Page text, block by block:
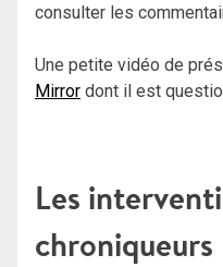
consulter les
Une petite vidéo de
Mirror dont il est
Les
chroniqueurs